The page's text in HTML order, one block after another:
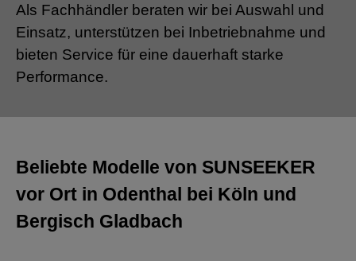
Als Fachhändler beraten wir bei Auswahl und
Einsatz, unterstützen bei Inbetriebnahme und
bieten Service für eine dauerhaft starke
Performance.
Beliebte Modelle von SUNSEEKER
vor Ort in Odenthal bei Köln und
Bergisch Gladbach